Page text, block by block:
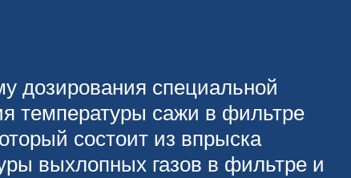
дозирования специальной
температуры сажи в фильтре
состоит из впрыска
выхлопных газов в фильтре и